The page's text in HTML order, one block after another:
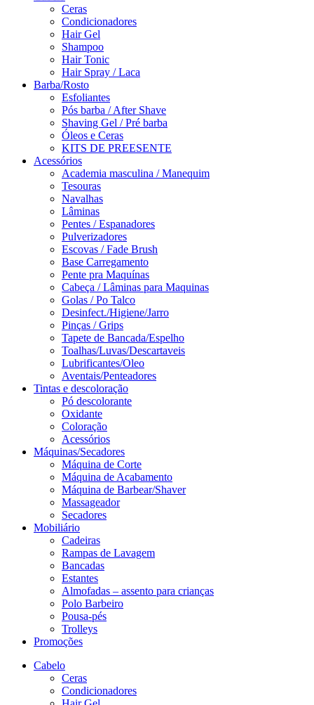
Ceras
Condicionadores
Hair Gel
Shampoo
Hair Tonic
Hair Spray / Laca
Barba/Rosto
Esfoliantes
Pós barba / After Shave
Shaving Gel / Pré barba
Óleos e Ceras
KITS DE PREESENTE
Acessórios
Academia masculina / Manequim
Tesouras
Navalhas
Lâminas
Pentes / Espanadores
Pulverizadores
Escovas / Fade Brush
Base Carregamento
Pente pra Maquínas
Cabeça / Lâminas para Maquinas
Golas / Po Talco
Desinfect./Higiene/Jarro
Pinças / Grips
Tapete de Bancada/Espelho
Toalhas/Luvas/Descartaveis
Lubrificantes/Oleo
Aventais/Penteadores
Tintas e descoloração
Pó descolorante
Oxidante
Coloração
Acessórios
Máquinas/Secadores
Máquina de Corte
Máquina de Acabamento
Máquina de Barbear/Shaver
Massageador
Secadores
Mobiliário
Cadeiras
Rampas de Lavagem
Bancadas
Estantes
Almofadas – assento para crianças
Polo Barbeiro
Pousa-pés
Trolleys
Promoções
Cabelo
Ceras
Condicionadores